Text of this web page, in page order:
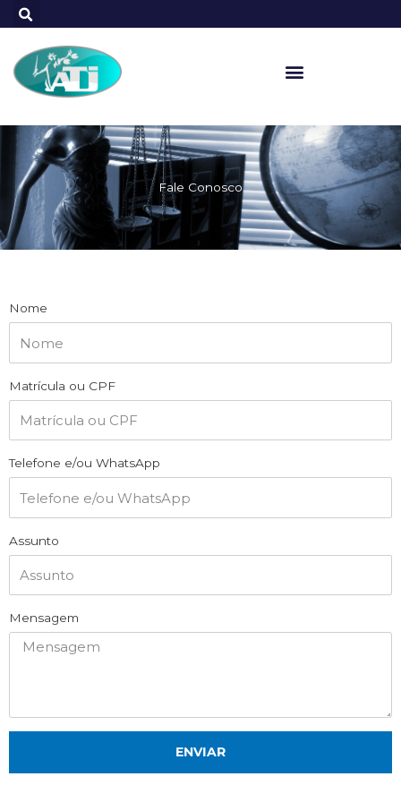
para
conteúdo
Fale Conosco
Nome
Matrícula ou CPF
Telefone e/ou WhatsApp
Assunto
Mensagem
ENVIAR